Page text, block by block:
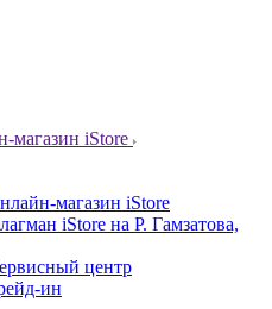
магазин iStore
магазин iStore
iStore на Р. Гамзатова,
центр
ин